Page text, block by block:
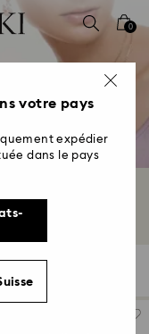
0
bijoux dorés à l’or rose...
votre pays
expédier
dans le pays